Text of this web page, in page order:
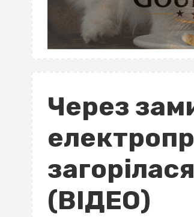
Через
(ВІДЕО)